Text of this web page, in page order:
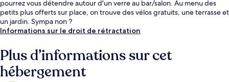
pourrez vous détendre autour d'un verre au bar/salon. Au menu des
petits plus offerts sur place, on trouve des vélos gratuits, une terrasse et
un jardin. Sympa non ?
Informations sur le droit de rétractation
Plus d’informations sur cet
hébergement